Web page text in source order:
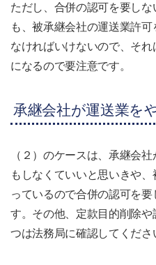
ただし、合併の認可を要し
も、被承継会社の運送業許
なければいけないので、そ
になるので要注意です。
承継会社が運送業を
（２）のケースは、承継会
もしなくていいと思いきや
っているので合併の認可を
す。その他、定款目的削除
つは法務局に確認してくださ